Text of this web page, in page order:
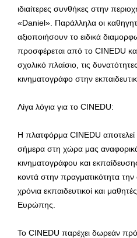
ιδιαίτερες συνθήκες στην
«Daniel». Παράλληλα οι
αξιοποιήσουν το ειδικά
προσφέρεται από το CINEDU
σχολικό πλαίσιο, τις
κινηματογράφο στην
Λίγα λόγια για το CINEDU:
Η πλατφόρμα CINEDU αποτελεί
σήμερα στη χώρα μας
κινηματογράφου και
κοντά στην πραγματικότητα
χρόνια εκπαιδευτικοί και
Ευρώπης.
Το CINEDU παρέχει δωρεάν